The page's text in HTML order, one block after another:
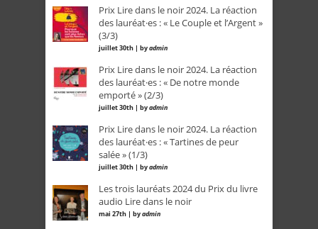
Prix Lire dans le noir 2024. La réaction
des lauréat·es : « Le Couple et l’Argent »
(3/3)
juillet 30th | byadmin
Prix Lire dans le noir 2024. La réaction
des lauréat·es : « De notre monde
emporté » (2/3)
juillet 30th | byadmin
Prix Lire dans le noir 2024. La réaction
des lauréat·es : « Tartines de peur
salée » (1/3)
juillet 30th | byadmin
Les trois lauréats 2024 du Prix du livre
audio Lire dans le noir
mai 27th | byadmin